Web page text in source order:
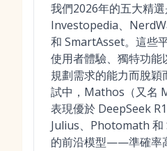
我們2026年的五大精選
Investopedia、
和 SmartAsset。這些
使用者體驗、獨特功能
規劃需求的能力而脫穎
試中，Mathos（又名
表現優於 DeepSeek
Julius、Photomath 和
的前沿模型——準確率